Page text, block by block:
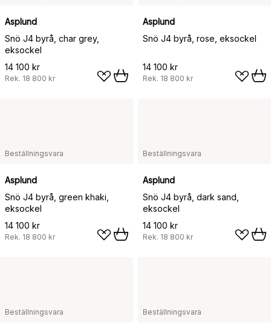
Asplund
Snö J4 byrå, char grey,
eksockel
14 100 kr
Rek. 18 800 kr
Asplund
Snö J4 byrå, rose, eksockel
14 100 kr
Rek. 18 800 kr
Beställningsvara
Asplund
Snö J4 byrå, green khaki,
eksockel
14 100 kr
Rek. 18 800 kr
Beställningsvara
Asplund
Snö J4 byrå, dark sand,
eksockel
14 100 kr
Rek. 18 800 kr
Beställningsvara Beställningsvara